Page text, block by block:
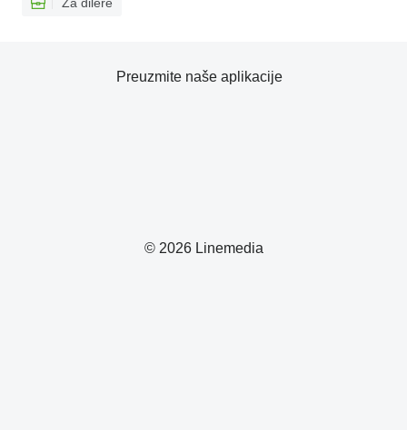
© 2026 Linemedia
Preuzmite naše aplikacije